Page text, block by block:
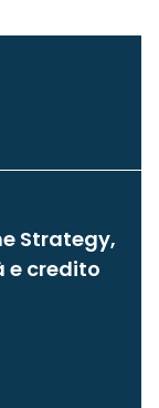
Strategy,
e credito